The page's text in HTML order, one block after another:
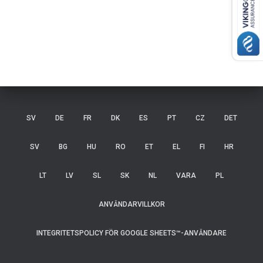
SV DE FR DK ES PT CZ DET
SV BG HU RO ET EL FI HR
LT LV SL SK NL VARA PL
ANVÄNDARVILLKOR
INTEGRITETSPOLICY FÖR GOOGLE SHEETS™-ANVÄNDARE